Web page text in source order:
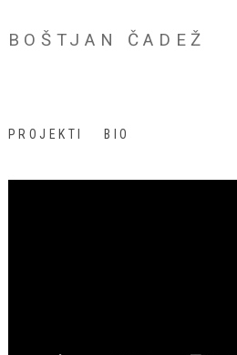
BOŠTJAN ČADEŽ
PROJEKTI BIO